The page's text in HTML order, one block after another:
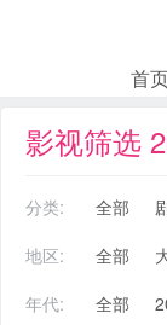
首
影视筛选
分类: 全部
地区:
全部
年代:
全部